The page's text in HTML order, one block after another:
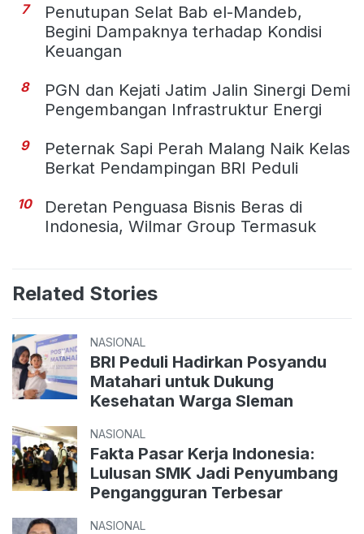
7
Penutupan Selat Bab el-Mandeb,
Begini Dampaknya terhadap Kondisi
Keuangan
8
PGN dan Kejati Jatim Jalin Sinergi Demi
Pengembangan Infrastruktur Energi
9
Peternak Sapi Perah Malang Naik Kelas
Berkat Pendampingan BRI Peduli
10
Deretan Penguasa Bisnis Beras di
Indonesia, Wilmar Group Termasuk
Related Stories
NASIONAL
BRI Peduli Hadirkan Posyandu
Matahari untuk Dukung
Kesehatan Warga Sleman
NASIONAL
Fakta Pasar Kerja Indonesia:
Lulusan SMK Jadi Penyumbang
Pengangguran Terbesar
NASIONAL